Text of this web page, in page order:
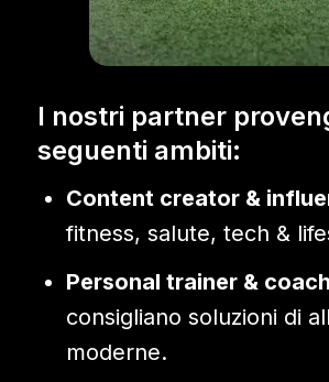
I nostri partner
seguenti ambiti:
Content creator &
fitness, salute, tech &
Personal trainer & coach
consigliano soluzioni di
moderne.